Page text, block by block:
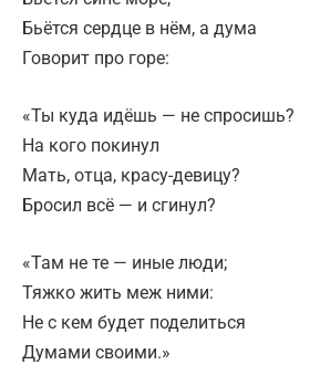
Бьётся сердце в нём, а дума
Говорит про горе:
«Ты куда идёшь — не спросишь?
На кого покинул
Мать, отца, красу-девицу?
Бросил всё — и сгинул?
«Там не те — иные люди;
Тяжко жить меж ними:
Не с кем будет поделиться
Думами своими.»